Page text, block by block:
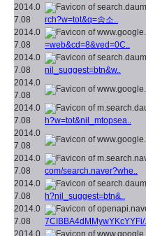
2014.0
7.08
rch?w=tot&q=송소..
2014.0
7.08
=web&cd=8&ved=0C..
2014.0
7.08
nil_suggest=btn&w..
2014.0
7.08
2014.0
7.08
h?w=tot&nil_mtopsea..
2014.0
7.08
2014.0
7.08
com/search.naver?whe..
2014.0
7.08
h?nil_suggest=btn&..
2014.0
7.08
7CIBBA4dMMywYKcYYFi/..
2014.0